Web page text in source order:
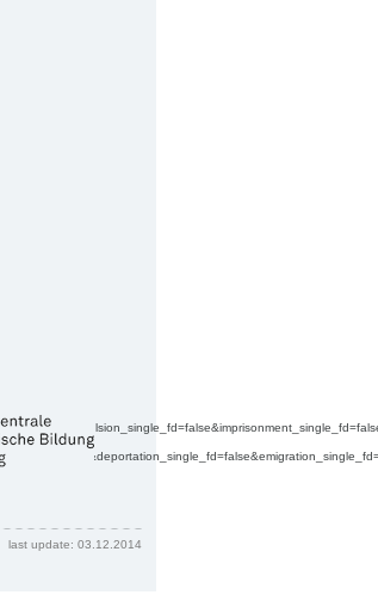
last update: 03.12.2014